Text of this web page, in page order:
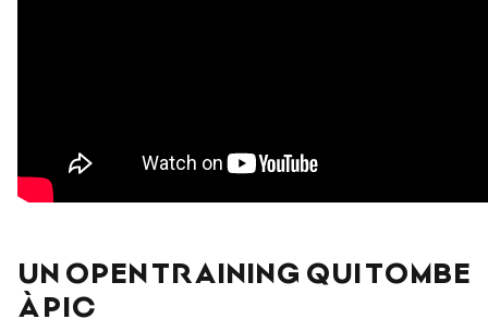
UN OPEN TRAINING QUI TOMBE
À PIC